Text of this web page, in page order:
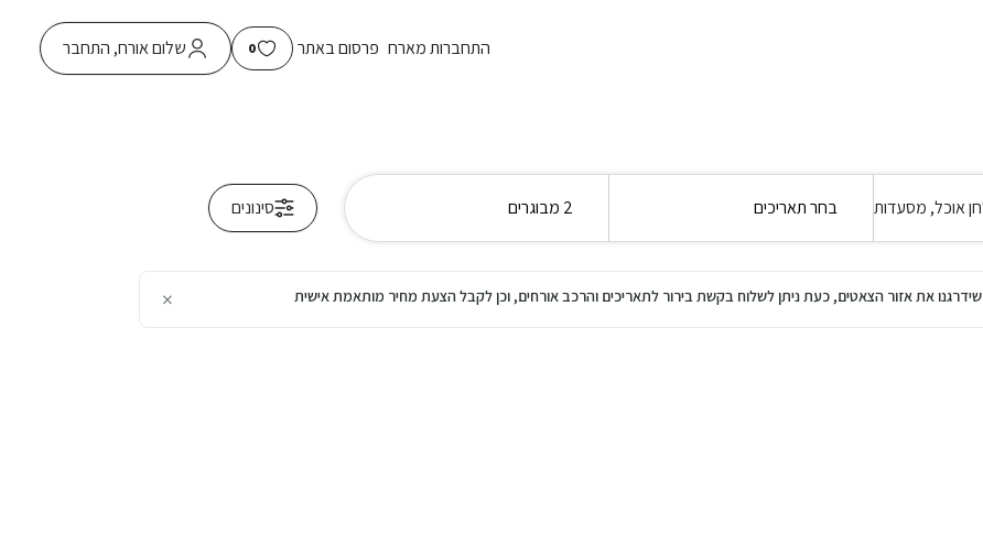
התחברות מארח פרסום באתר 0 שלום אורח, התחבר
בחר תאריכים 2 מבוגרים סינונים
שידרגנו את אזור הצאטים, כעת ניתן לשלוח בקשת בירור לתאריכים והרכב אורחים, וכן לקבל הצעת מחיר מותאמת אישית ×